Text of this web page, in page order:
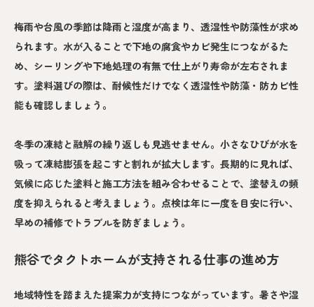
梅雨や台風の季節は降雨と湿度が高まり、透湿性や防藻性が求め
られます。水が入ることで下地の腐食やカビ発生につながるた
め、シーリングや下地処理の有無で仕上がり寿命が左右されま
す。塗料選びの際は、耐候性だけでなく透湿性や防藻・防カビ性
能も確認しましょう。
冬季の凍結と融解の繰り返しも見逃せません。小さなひびが水を
吸って凍結膨張を起こすと割れが拡大します。長期的に見れば、
気候に応じた塗料と施工方法を組み合わせることで、塗替えの頻
度を抑えられると考えましょう。点検は年に一度を目安に行い、
早めの補修でトラブルを防ぎましょう。
熊谷でタクトホームが支持される仕事の進め方
地域特性を踏まえた提案力が支持につながっています。暑さや湿